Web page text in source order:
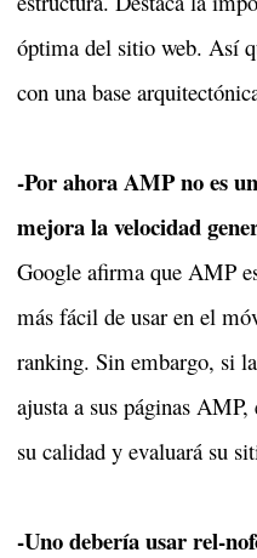
óptima del sitio web. Así
con una base
-Por ahora AMP no es
mejora la velocidad
Google afirma que AMP
más fácil de usar en el
ranking. Sin embargo, si
ajusta a sus páginas
su calidad y evaluará su
-Uno debería usar rel-